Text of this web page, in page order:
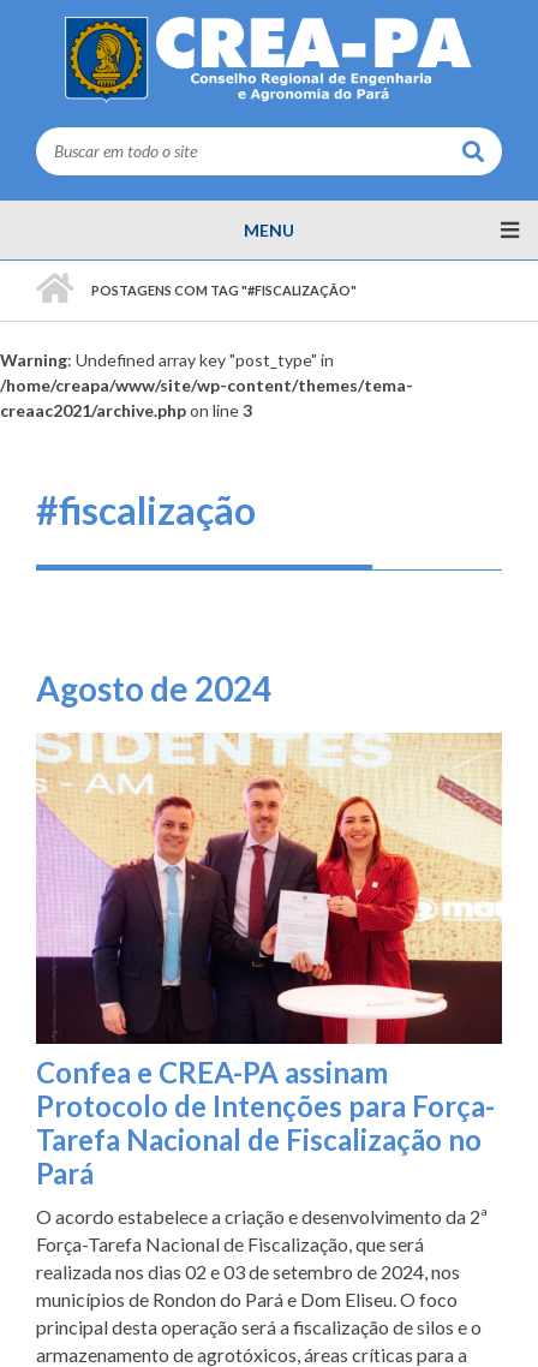
Buscar
MENU
POSTAGENS COM TAG "#FISCALIZAÇÃO"
Warning: Undefined array key "post_type" in
/home/creapa/www/site/wp-content/themes/tema-
creaac2021/archive.phpon line3
#fiscalização
Agosto de 2024
Confea e CREA-PA assinam
Protocolo de Intenções para Força-
Tarefa Nacional de Fiscalização no
Pará
O acordo estabelece a criação e desenvolvimento da 2ª
Força-Tarefa Nacional de Fiscalização, que será
realizada nos dias 02 e 03 de setembro de 2024, nos
municípios de Rondon do Pará e Dom Eliseu. O foco
principal desta operação será a fiscalização de silos e o
armazenamento de agrotóxicos, áreas críticas para a